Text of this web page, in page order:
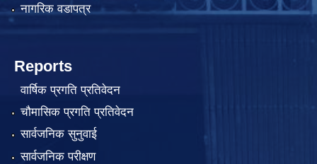
नागरिक वडापत्र
Reports
वार्षिक प्रगति प्रतिवेदन
चौमासिक प्रगति प्रतिवेदन
सार्वजनिक सुनुवाई
सार्वजनिक परीक्षण